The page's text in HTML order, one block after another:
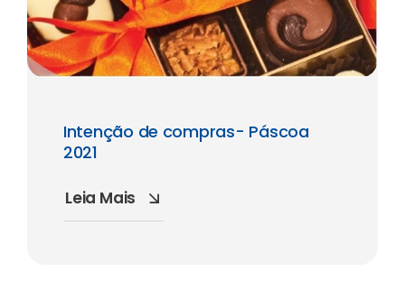
Intenção de compras- Páscoa
2021
Leia Mais